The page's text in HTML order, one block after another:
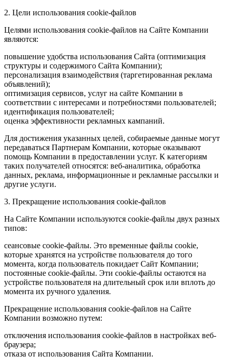
2. Цели использования cookie-файлов
Целями использования cookie-файлов на Сайте Компании
являются:
повышение удобства использования Сайта (оптимизация
структуры и содержимого Сайта Компании);
персонализация взаимодействия (таргетированная реклама
объявлений);
оптимизация сервисов, услуг на сайте Компании в
соответствии с интересами и потребностями пользователей;
идентификация пользователей;
оценка эффективности рекламных кампаний.
Для достижения указанных целей, собираемые данные могут
передаваться Партнерам Компании, которые оказывают
помощь Компании в предоставлении услуг. К категориям
таких получателей относятся: веб-аналитика, обработка
данных, реклама, информационные и рекламные рассылки и
другие услуги.
3. Прекращение использования cookie-файлов
На Сайте Компании используются cookie-файлы двух разных
типов:
сеансовые cookie-файлы. Это временные файлы cookie,
которые хранятся на устройстве пользователя до того
момента, когда пользователь покидает Сайт Компании;
постоянные cookie-файлы. Эти cookie-файлы остаются на
устройстве пользователя на длительный срок или вплоть до
момента их ручного удаления.
Прекращение использования cookie-файлов на Сайте
Компании возможно путем:
отключения использования cookie-файлов в настройках веб-
браузера;
отказа от использования Сайта Компании.